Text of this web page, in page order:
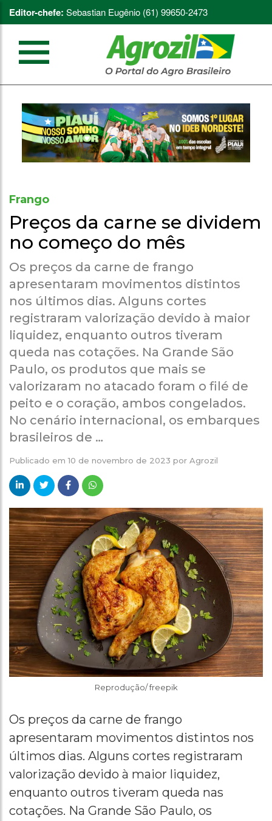
Editor-chefe: Sebastian Eugênio (61) 99650-2473
Frango
Preços da carne se dividem
no começo do mês
Os preços da carne de frango
apresentaram movimentos distintos
nos últimos dias. Alguns cortes
registraram valorização devido à maior
liquidez, enquanto outros tiveram
queda nas cotações. Na Grande São
Paulo, os produtos que mais se
valorizaram no atacado foram o filé de
peito e o coração, ambos congelados.
No cenário internacional, os embarques
brasileiros de …
Publicado em10 de novembro de 2023 por Agrozil
Reprodução/ freepik
Os preços da carne de frango
apresentaram movimentos distintos nos
últimos dias. Alguns cortes registraram
valorização devido à maior liquidez,
enquanto outros tiveram queda nas
cotações. Na Grande São Paulo, os